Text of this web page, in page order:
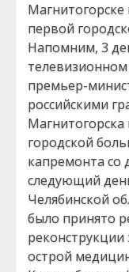
Магнитогорске
первой
Напомним, 3
премьер-
российскими
Магнитогорска
городской
капремонта со
следующий
Челябинской
было принято
реконструкции
острой